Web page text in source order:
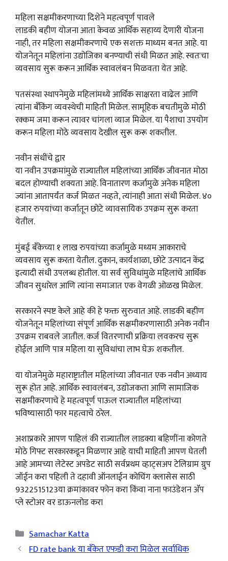
महिला सक्षमीकरणाच्या दिशेने महत्वपूर्ण पावले
लाडकी बहीण योजना आता केवळ आर्थिक सहाय्य देणारी योजना
नाही, तर महिला सक्षमीकरणाचे एक सशक्त माध्यम बनत आहे. या
योजनेतून महिलांना उद्योजिका बनण्याची संधी मिळत आहे. स्वतःचा
व्यवसाय सुरू करून आर्थिक स्वावलंबन मिळवता येत आहे.
पतसंस्था स्थापनेमुळे महिलांमध्ये आर्थिक साक्षरता वाढेल आणि
त्यांना बँकिंग व्यवस्थेची माहिती मिळेल. सामूहिक बचतीमुळे मोठी
रक्कम जमा करून त्यावर चांगला व्याज मिळेल. या पैशाचा उपयोग
करून महिला मोठे व्यवसाय देखील सुरू करू शकतील.
नवीन संधींचे द्वार
या नवीन उपक्रमांमुळे राज्यातील महिलांच्या आर्थिक जीवनात मोठा
बदल होण्याची शक्यता आहे. विनातारण कर्जामुळे अनेक महिला
ज्यांना आतापर्यंत कर्ज मिळत नव्हते, त्यांनाही आता संधी मिळेल. ४०
हजार रुपयांच्या कर्जातून छोटे व्यावसायिक उपक्रम सुरू करता
येतील.
मुंबई बँकेच्या १ लाख रुपयांच्या कर्जामुळे मध्यम आकाराचे
व्यवसाय सुरू करता येतील. दुकान, कार्यशाळा, छोटे उत्पादन केंद्र
इत्यादी संधी उपलब्ध होतील. या सर्व सुविधांमुळे महिलांचे आर्थिक
जीवन सुधारेल आणि त्यांना समाजात एक वेगळी ओळख मिळेल.
सरकारने स्पष्ट केले आहे की हे फक्त सुरुवात आहे. लाडकी बहीण
योजनेतून महिलांच्या संपूर्ण आर्थिक सक्षमीकरणासाठी अनेक नवीन
उपक्रम राबवले जातील. कर्ज वितरणाची प्रक्रिया लवकरच सुरू
होईल आणि पात्र महिला या सुविधांचा लाभ घेऊ शकतील.
या योजनेमुळे महाराष्ट्रातील महिलांच्या जीवनात एक नवीन अध्याय
सुरू होत आहे. आर्थिक स्वावलंबन, उद्योजकता आणि सामाजिक
सक्षमीकरणाचे हे महत्वपूर्ण पाऊल राज्यातील महिलांच्या
भविष्यासाठी फार महत्वाचे ठरेल.
अशाप्रकारे आपण पाहिलं की राज्यातील लाडक्या बहिणींना कोणते
मोठे गिफ्ट सरकारकडून मिळणार आहे याची माहिती आपण घेतली
आहे आमच्या लेटेस्ट अपडेट साठी सर्वप्रथम व्हाट्सअप टेलिग्राम ग्रुप
जॉईन करा पहिली ते दहावी ऑनलाईन कोचिंग क्लासेस साठी
9322515123या क्रमांकावर फोन करा किंवा नाना फाउंडेशन ॲप
प्ले स्टोअर वर डाऊनलोड करा
Categories
Samachar Katta
FD rate bank या बँकेत एफडी करा मिळेल सर्वाधिक